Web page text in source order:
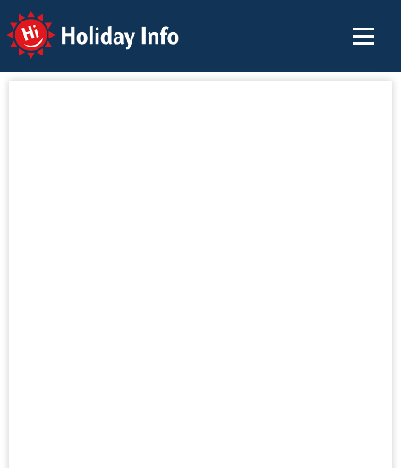
Holiday Info